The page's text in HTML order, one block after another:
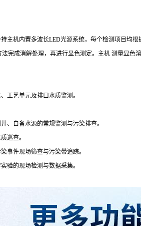
主机内置多波长LED光源系统，每个检测项目均
完成消解处理，再进行显色测定。主机 测量显
工艺单元及排口水质监测。
、自备水源的常规监测与污染排查。
巡查。
事件现场筛查与污染带追踪。
验的现场检测与数据采集。